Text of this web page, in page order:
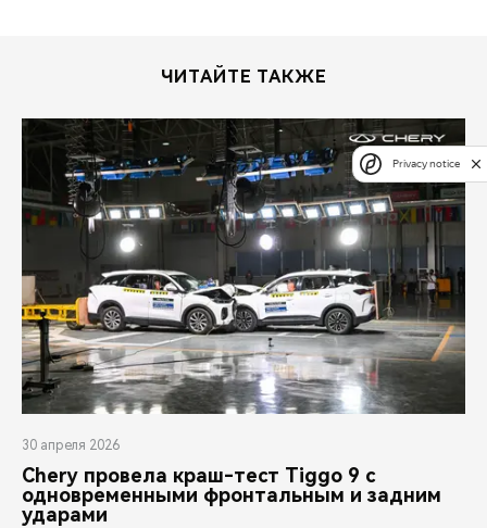
ЧИТАЙТЕ ТАКЖЕ
30 апреля 2026
Chery провела краш-тест Tiggo 9 с
одновременными фронтальным и задним
ударами
Privacy notice